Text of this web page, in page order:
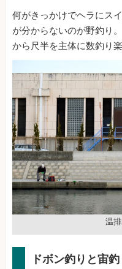
何がきっかけでヘラにス
が分からないのが野釣り
から尺半を主体に数釣り楽
温
ドボン釣りと宙釣